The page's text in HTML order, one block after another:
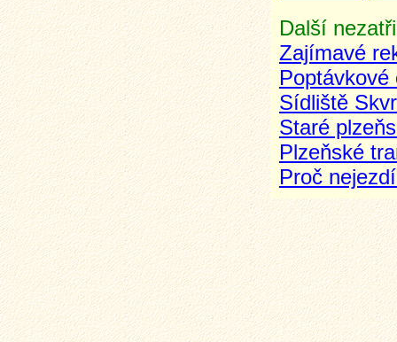
Další
Zajímavé
Sídliště
Staré
Plzeňské
Proč